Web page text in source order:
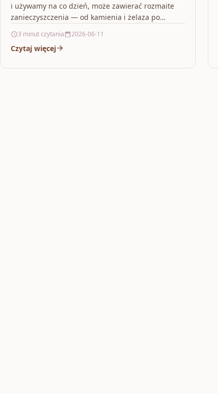
i używamy na co dzień, może zawierać rozmaite
zanieczyszczenia — od kamienia i żelaza po
3 minut czytania 2026-06-11
Czytaj więcej